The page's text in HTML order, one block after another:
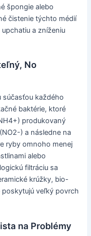
špongie alebo
čistenie týchto médií
a zníženiu
No
súčasťou každého
baktérie, ktoré
produkovaný
) a následne na
ryby omnoho menej
alebo
filtráciu sa
krúžky, bio-
veľký povrch
na Problémy